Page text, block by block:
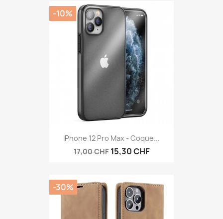
IPhone 12 Pro Max - Coque...
17,00 CHF 15,30 CHF
-10%
-30%